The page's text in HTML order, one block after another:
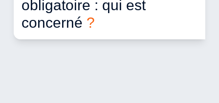
obligatoire : qui est
concerné ?